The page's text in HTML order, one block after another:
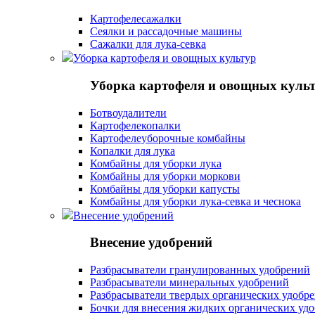
Картофелесажалки
Сеялки и рассадочные машины
Сажалки для лука-севка
Уборка картофеля и овощных культур
Уборка картофеля и овощных
Ботвоудалители
Картофелекопалки
Картофелеуборочные комбайны
Копалки для лука
Комбайны для уборки лука
Комбайны для уборки моркови
Комбайны для уборки капусты
Комбайны для уборки лука-севка и чеснока
Внесение удобрений
Внесение удобрений
Разбрасыватели гранулированных удобрений
Разбрасыватели минеральных удобрений
Разбрасыватели твердых органических
Бочки для внесения жидких органических